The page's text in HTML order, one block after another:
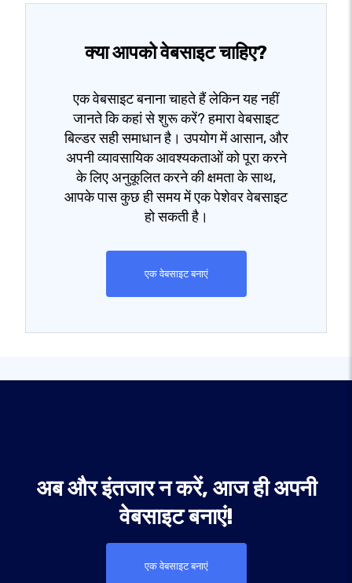
क्या आपको वेबसाइट चाहिए?
एक वेबसाइट बनाना चाहते हैं लेकिन यह नहीं
जानते कि कहां से शुरू करें? हमारा वेबसाइट
बिल्डर सही समाधान है। उपयोग में आसान, और
अपनी व्यावसायिक आवश्यकताओं को पूरा करने
के लिए अनुकूलित करने की क्षमता के साथ,
आपके पास कुछ ही समय में एक पेशेवर वेबसाइट
हो सकती है।
एक वेबसाइट बनाएं
अब और इंतजार न करें, आज ही अपनी
वेबसाइट बनाएं!
एक वेबसाइट बनाएं